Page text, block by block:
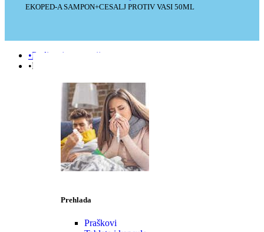
EKOPED-A SAMPON+CESALJ PROTIV VASI 50ML
•Podizanje e-terapije
•Prehlada | Imunitet
Prehlada
Praškovi